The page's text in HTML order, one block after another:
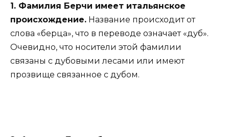
1. Фамилия Берчи имеет итальянское
происхождение. Название происходит от
слова «берца», что в переводе означает «дуб».
Очевидно, что носители этой фамилии
связаны с дубовыми лесами или имеют
прозвище связанное с дубом.